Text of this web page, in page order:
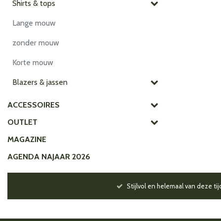
Shirts & tops
Lange mouw
zonder mouw
Korte mouw
Blazers & jassen
ACCESSOIRES
OUTLET
MAGAZINE
AGENDA NAJAAR 2026
Stijlvol en helemaal van deze